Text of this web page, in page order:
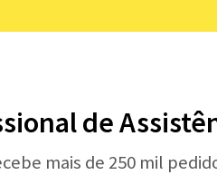
de
mais de 250 mil